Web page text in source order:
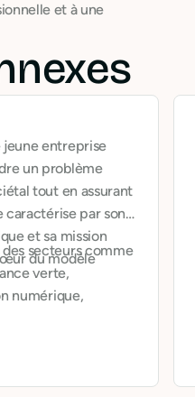
et à une
entreprise
un problème
tout en assurant
caractérise par son
et sa mission
du modèle
secteurs comme
verte,
numérique,